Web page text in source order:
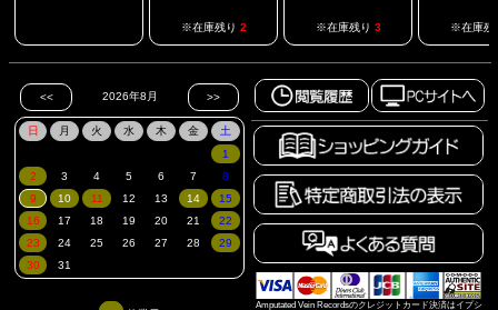
※在庫残り 2 ※在庫残り 3 ※在庫残
Amputated Vein Recordsのクレジットカード決済はイプシ